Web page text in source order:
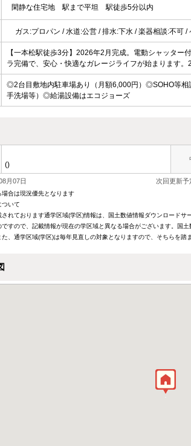
閑静な住宅地 駅まで平坦 駅徒歩5分以内
ガス:プロパン / 水道:公営 / 排水:下水 / 楽器相談:不可 /
【一本松駅徒歩3分】2026年2月完成。電動シャッター
ラ完備で、安心・快適なガレージライフが始まります。
◎2台目敷地内駐車場あり（月額6,000円）◎SOHO等
手洗場等）◎給湯設備はエコジョーズ
()
月07日 次回更新予
合は現況優先となります
いて
されております通学区域(学区)情報は、国土数値情報ダウンロード
すので、記載情報が現在の学区域と異なる場合がございます。国
、通学区域(学区)は毎年見直しの対象となりますので、そちらを踏